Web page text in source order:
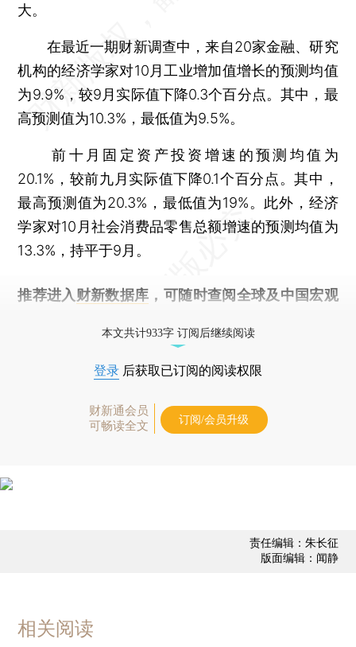
大。
在最近一期财新调查中，来自20家金融、研究
机构的经济学家对10月工业增加值增长的预测均值
为9.9%，较9月实际值下降0.3个百分点。其中，最
高预测值为10.3%，最低值为9.5%。
前十月固定资产投资增速的预测均值为
20.1%，较前九月实际值下降0.1个百分点。其中，
最高预测值为20.3%，最低值为19%。此外，经济
学家对10月社会消费品零售总额增速的预测均值为
13.3%，持平于9月。
推荐进入 财新数据库 ，可随时查阅全球及中国宏观
本文共计933字 订阅后继续阅读
登录 后获取已订阅的阅读权限
财新通会员
可畅读全文
订阅/会员升级
责任编辑：朱长征
版面编辑：闻静
相关阅读